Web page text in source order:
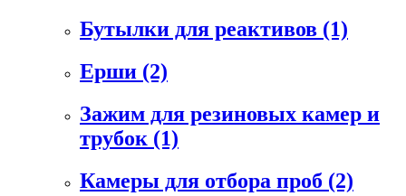
Бутылки для реактивов (1)
Ерши (2)
Зажим для резиновых камер и
трубок (1)
Камеры для отбора проб (2)